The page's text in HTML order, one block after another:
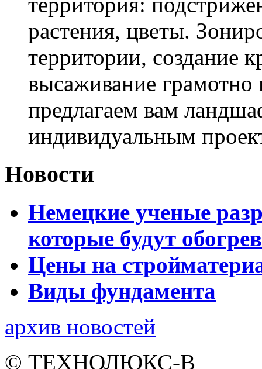
растения, цветы.
территории, создание
высаживание
предлагаем вам
индивидуальным
Новости
Немецкие ученые
которые будут
Цены на
Виды фундамента
архив новостей
© ТЕХНОЛЮКС-В